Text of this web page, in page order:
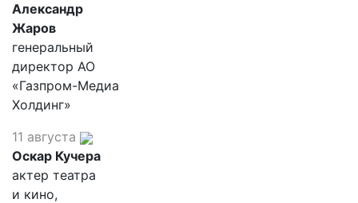
Александр
Жаров
генеральный
директор АО
«Газпром-Медиа
Холдинг»
11 августа
Оскар Кучера
актер театра
и кино,